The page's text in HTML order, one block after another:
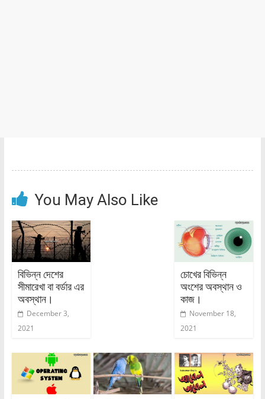
You May Also Like
বিভিন্ন দেশের
সীমারেখা বা বর্ডার এর
অবস্থান।
December 3,
2021
চোখের বিভিন্ন
অংশের অবস্থান ও
কাজ।
November 18,
2021